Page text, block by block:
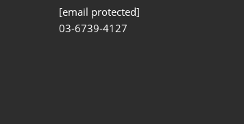
[email protected]
03-6739-4127